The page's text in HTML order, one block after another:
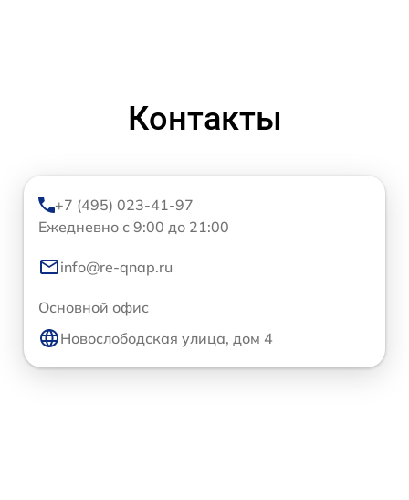
Контакты
+7 (495) 023-41-97
Ежедневно с 9:00 до 21:00
info@re-qnap.ru
Основной офис
Новослободская улица, дом 4